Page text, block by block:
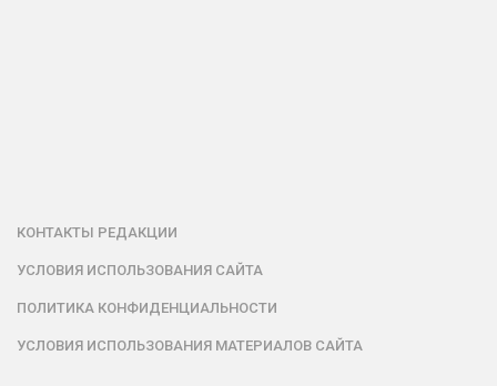
КОНТАКТЫ РЕДАКЦИИ
УСЛОВИЯ ИСПОЛЬЗОВАНИЯ САЙТА
ПОЛИТИКА КОНФИДЕНЦИАЛЬНОСТИ
УСЛОВИЯ ИСПОЛЬЗОВАНИЯ МАТЕРИАЛОВ САЙТА